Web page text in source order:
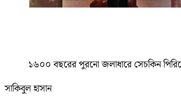
১৬০০ বছরের পুরনো জলাধারে সেচকিন
সাকিবুল হাসান